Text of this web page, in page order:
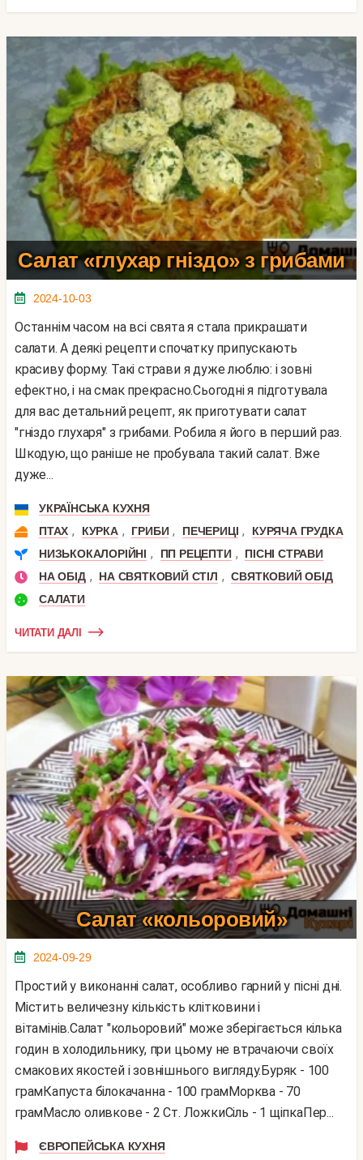
Салат «глухар гніздо» з грибами
2024-10-03
Останнім часом на всі свята я стала прикрашати
салати. А деякі рецепти спочатку припускають
красиву форму. Такі страви я дуже люблю: і зовні
ефектно, і на смак прекрасно.Сьогодні я підготувала
для вас детальний рецепт, як приготувати салат
"гніздо глухаря" з грибами. Робила я його в перший раз.
Шкодую, що раніше не пробувала такий салат. Вже
дуже...
УКРАЇНСЬКА КУХНЯ
ПТАХ , КУРКА , ГРИБИ , ПЕЧЕРИЦІ ,
КУРЯЧА ГРУДКА
НИЗЬКОКАЛОРІЙНІ , ПП РЕЦЕПТИ ,
ПІСНІ СТРАВИ
НА ОБІД , НА СВЯТКОВИЙ СТІЛ , СВЯТКОВИЙ ОБІД
САЛАТИ
ЧИТАТИ ДАЛІ
Салат «кольоровий»
2024-09-29
Простий у виконанні салат, особливо гарний у пісні дні.
Містить величезну кількість клітковини і
вітамінів.Салат "кольоровий" може зберігається кілька
годин в холодильнику, при цьому не втрачаючи своїх
смакових якостей і зовнішнього вигляду.Буряк - 100
грамКапуста білокачанна - 100 грамМорква - 70
грамМасло оливкове - 2 Ст. ЛожкиСіль - 1 щіпкаПер...
ЄВРОПЕЙСЬКА КУХНЯ